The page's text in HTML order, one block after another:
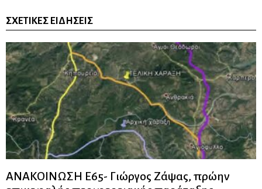
ΣΧΕΤΙΚΈΣ ΕΙΔΉΣΕΙΣ
ΑΝΑΚΟΙΝΩΣΗ Ε65- Γιώργος Ζάψας, πρώην